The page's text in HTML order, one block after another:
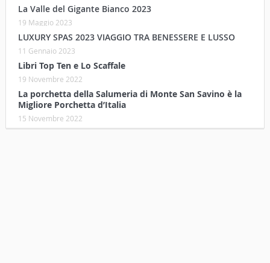
La Valle del Gigante Bianco 2023
19 Maggio 2023
LUXURY SPAS 2023 VIAGGIO TRA BENESSERE E LUSSO
11 Gennaio 2023
Libri Top Ten e Lo Scaffale
19 Novembre 2022
La porchetta della Salumeria di Monte San Savino è la
Migliore Porchetta d’Italia
15 Novembre 2022